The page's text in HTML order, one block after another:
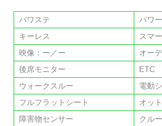
パワステ パワ
キーレス
スマ
映像：ー／ー
オー
後席モニター
ETC
ウォークスルー
電動
フルフラットシート
オッ
障害物センサー
クル